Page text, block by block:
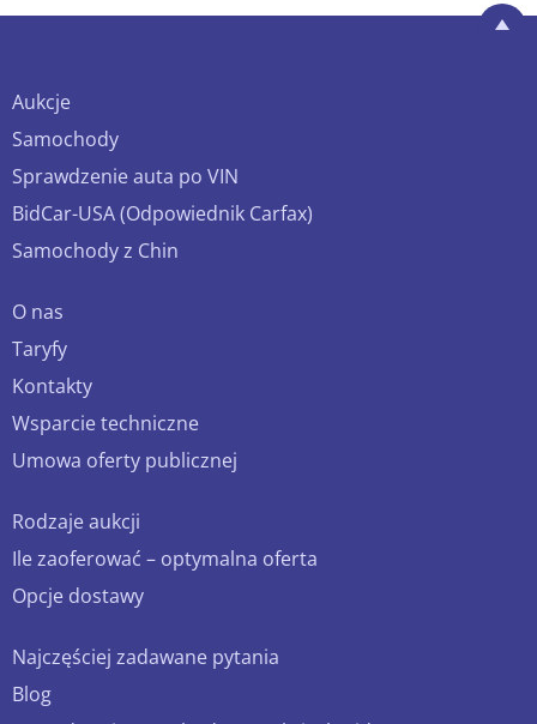
Aukcje
Samochody
Sprawdzenie auta po VIN
BidCar-USA (Odpowiednik Carfax)
Samochody z Chin
O nas
Taryfy
Kontakty
Wsparcie techniczne
Umowa oferty publicznej
Rodzaje aukcji
Ile zaoferować – optymalna oferta
Opcje dostawy
Najczęściej zadawane pytania
Blog